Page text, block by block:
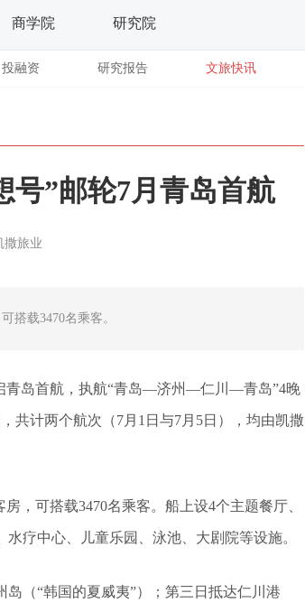
商学院 研究院
投融资 研究报告 文旅快讯
号”邮轮7月青岛首航
撒旅业
搭载3470名乘客。
青岛首航，执航“青岛—济州—仁川—青岛”4晚
共计两个航次（7月1日与7月5日），均由凯撒
，可搭载3470名乘客。船上设4个主题餐厅、
疗中心、儿童乐园、泳池、大剧院等设施。
（“韩国的夏威夷”）；第三日抵达仁川港